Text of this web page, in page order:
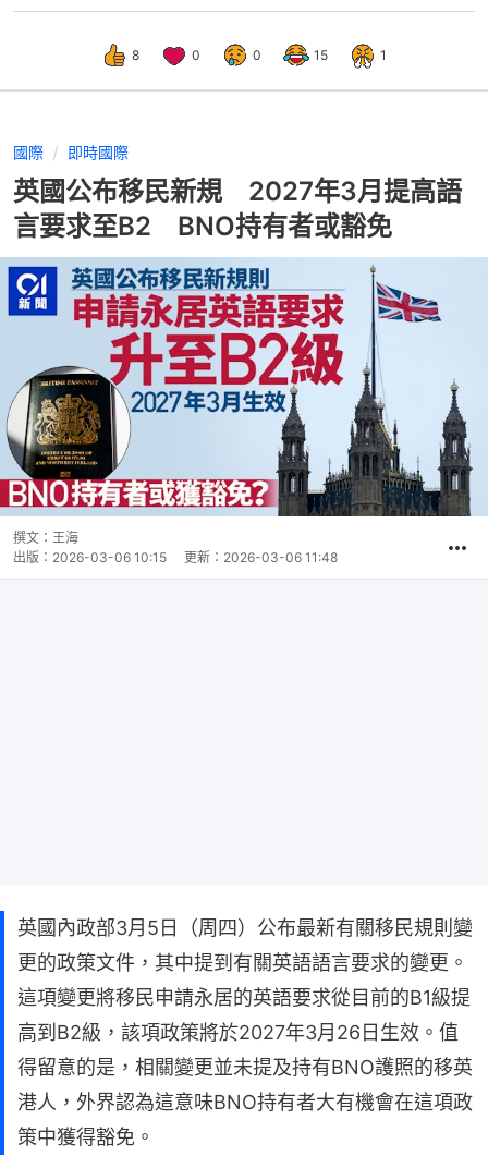
8 0 0 15 1
國際 即時國際
英國公布移民新規 2027年3月提高語
言要求至B2 BNO持有者或豁免
撰文： 王海
出版： 2026-03-06 10:15 更新： 2026-03-06 11:48
英國內政部3月5日（周四）公布最新有關移民規則變
更的政策文件，其中提到有關英語語言要求的變更。
這項變更將移民申請永居的英語要求從目前的B1級提
高到B2級，該項政策將於2027年3月26日生效。值
得留意的是，相關變更並未提及持有BNO護照的移英
港人，外界認為這意味BNO持有者大有機會在這項政
策中獲得豁免。